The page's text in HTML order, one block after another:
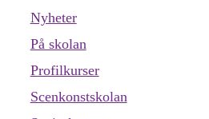
Nyheter
På skolan
Profilkurser
Scenkonstskolan